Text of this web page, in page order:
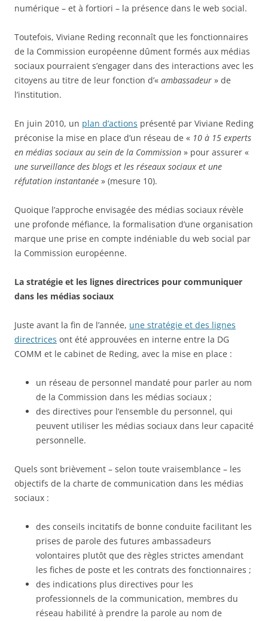
numérique – et à fortiori – la présence dans le web social.
Toutefois, Viviane Reding reconnaît que les fonctionnaires
de la Commission européenne dûment formés aux médias
sociaux pourraient s’engager dans des interactions avec les
citoyens au titre de leur fonction d’« ambassadeur » de
l’institution.
En juin 2010, un plan d’actions présenté par Viviane Reding
préconise la mise en place d’un réseau de « 10 à 15 experts
en médias sociaux au sein de la Commission » pour assurer «
une surveillance des blogs et les réseaux sociaux et une
réfutation instantanée » (mesure 10).
Quoique l’approche envisagée des médias sociaux révèle
une profonde méfiance, la formalisation d’une organisation
marque une prise en compte indéniable du web social par
la Commission européenne.
La stratégie et les lignes directrices pour communiquer
dans les médias sociaux
Juste avant la fin de l’année, une stratégie et des lignes
directrices ont été approuvées en interne entre la DG
COMM et le cabinet de Reding, avec la mise en place :
un réseau de personnel mandaté pour parler au nom
de la Commission dans les médias sociaux ;
des directives pour l’ensemble du personnel, qui
peuvent utiliser les médias sociaux dans leur capacité
personnelle.
Quels sont brièvement – selon toute vraisemblance – les
objectifs de la charte de communication dans les médias
sociaux :
des conseils incitatifs de bonne conduite facilitant les
prises de parole des futures ambassadeurs
volontaires plutôt que des règles strictes amendant
les fiches de poste et les contrats des fonctionnaires ;
des indications plus directives pour les
professionnels de la communication, membres du
réseau habilité à prendre la parole au nom de